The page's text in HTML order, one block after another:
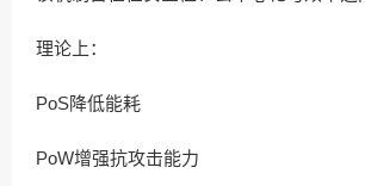
理论上：
PoS降低能耗
PoW增强抗攻击能力